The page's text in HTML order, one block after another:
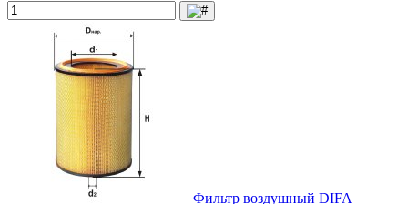
Фильтр воздушный DIFA